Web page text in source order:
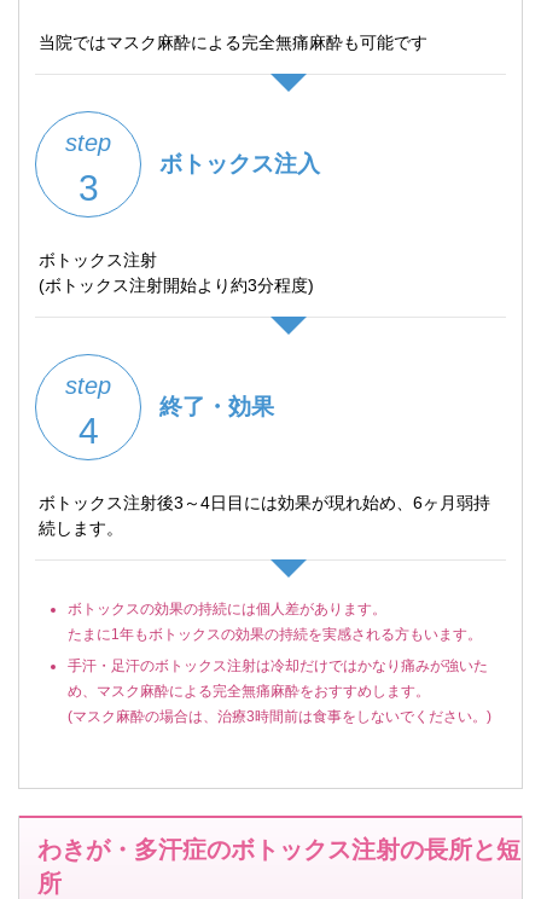
当院ではマスク麻酔による完全無痛麻酔も可能です
step
3
ボトックス注入
ボトックス注射
(ボトックス注射開始より約3分程度)
step
4
終了・効果
ボトックス注射後3～4日目には効果が現れ始め、6ヶ月弱持
続します。
ボトックスの効果の持続には個人差があります。
たまに1年もボトックスの効果の持続を実感される方もいます。
手汗・足汗のボトックス注射は冷却だけではかなり痛みが強いた
め、マスク麻酔による完全無痛麻酔をおすすめします。
(マスク麻酔の場合は、治療3時間前は食事をしないでください。)
わきが・多汗症のボトックス注射の長所と短
所